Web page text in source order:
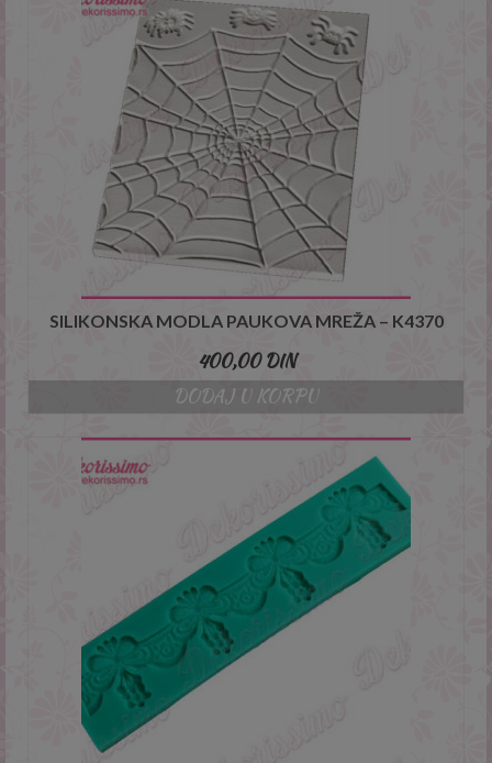
SILIKONSKA MODLA PAUKOVA MREŽA – K4370
400,00DIN
DODAJ U KORPU
This will close in3seconds